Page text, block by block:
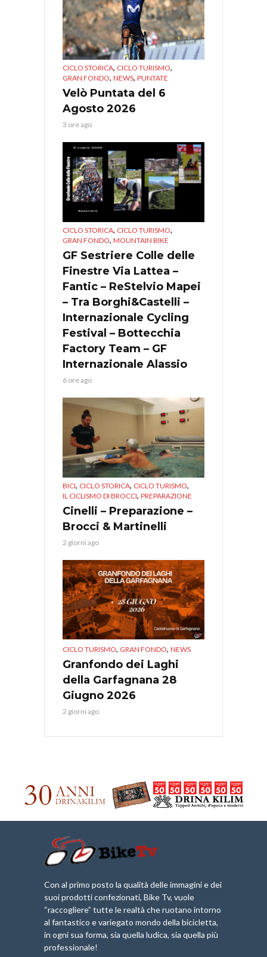
CICLO STORICA, CICLO TURISMO,
GRAN FONDO, NEWS, PUNTATE
Velò Puntata del 6
Agosto 2026
3 ore ago
CICLO STORICA, CICLO TURISMO,
GRAN FONDO, MOUNTAIN BIKE
GF Sestriere Colle delle
Finestre Via Lattea –
Fantic – ReStelvio Mapei
– Tra Borghi&Castelli –
Internazionale Cycling
Festival – Bottecchia
Factory Team – GF
Internazionale Alassio
6 ore ago
BICI, CICLO STORICA, CICLO TURISMO,
IL CICLISMO DI BROCCI, PREPARAZIONE
Cinelli – Preparazione –
Brocci & Martinelli
2 giorni ago
CICLO TURISMO, GRAN FONDO, NEWS
Granfondo dei Laghi
della Garfagnana 28
Giugno 2026
2 giorni ago
Con al primo posto la qualità delle immagini e dei
suoi prodotti confezionati, Bike Tv, vuole
“raccogliere” tutte le realtà che ruotano intorno
al fantastico e variegato mondo della bicicletta,
in ogni sua forma, sia quella ludica, sia quella più
professionale!